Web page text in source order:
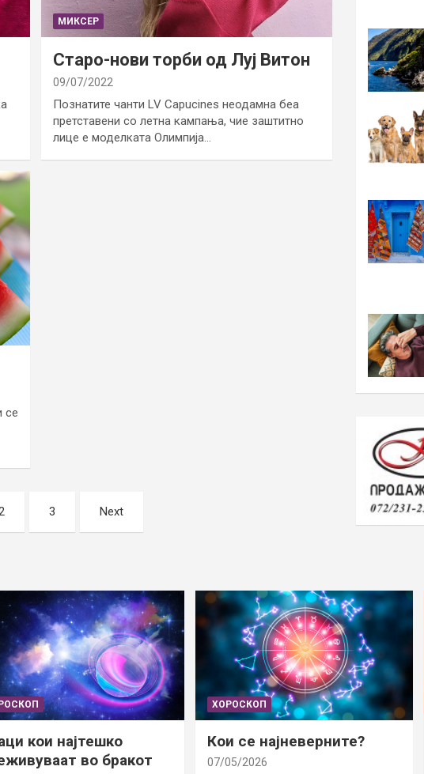
МИКСЕР
Старо-нови торби од Луј Витон
09/07/2022
Познатите чанти LV Capucines неодамна беа
претставени со летна кампања, чие заштитно
лице е моделката Олимпија…
се
3 Next
кои најтешко
во бракот
ХОРОСКОП
Кои се најневерните?
07/05/2026